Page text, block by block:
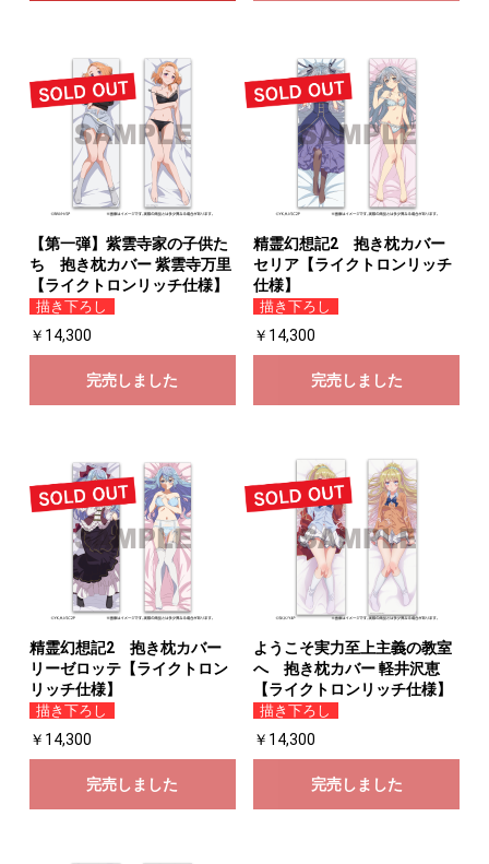
【第一弾】紫雲寺家の子供た
ち 抱き枕カバー 紫雲寺万里
【ライクトロンリッチ仕様】
描き下ろし
￥14,300
完売しました
精霊幻想記2 抱き枕カバー
セリア【ライクトロンリッチ
仕様】
描き下ろし
￥14,300
完売しました
精霊幻想記2 抱き枕カバー
リーゼロッテ【ライクトロン
リッチ仕様】
描き下ろし
￥14,300
完売しました
ようこそ実力至上主義の教室
へ 抱き枕カバー 軽井沢恵
【ライクトロンリッチ仕様】
描き下ろし
￥14,300
完売しました